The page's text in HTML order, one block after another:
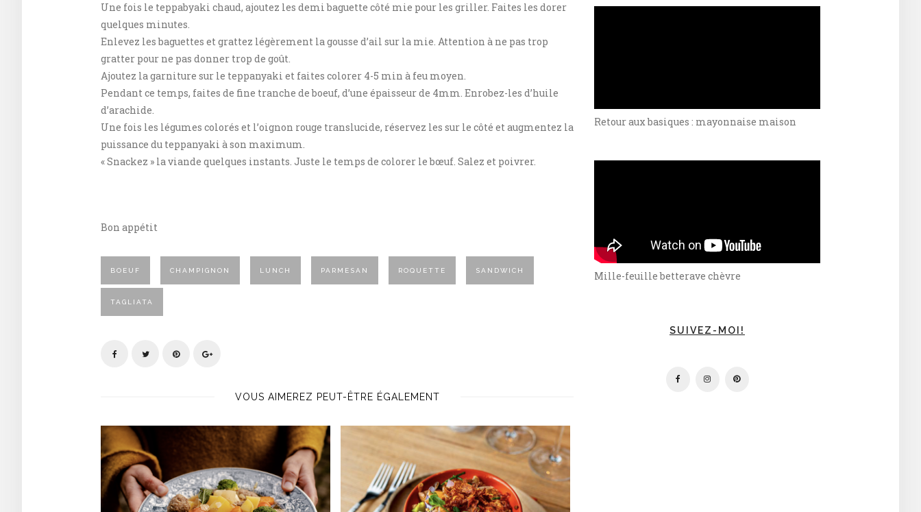
Une fois le teppabyaki chaud, ajoutez les demi baguette côté mie pour les griller. Faites les dorer
quelques minutes.
Enlevez les baguettes et grattez légèrement la gousse d’ail sur la mie. Attention à ne pas trop
gratter pour ne pas donner trop de goût.
Ajoutez la garniture sur le teppanyaki et faites colorer 4-5 min à feu moyen.
Pendant ce temps, faites de fine tranche de boeuf, d’une épaisseur de 4mm. Enrobez-les d’huile
d’arachide.
Une fois les légumes colorés et l’oignon rouge translucide, réservez les sur le côté et augmentez la
puissance du teppanyaki à son maximum.
« Snackez » la viande quelques instants. Juste le temps de colorer le bœuf. Salez et poivrer.
Bon appétit
BOEUF CHAMPIGNON LUNCH PARMESAN ROQUETTE SANDWICH
TAGLIATA
VOUS AIMEREZ PEUT-ÊTRE ÉGALEMENT
Retour aux basiques : mayonnaise maison
Mille-feuille betterave chèvre
SUIVEZ-MOI!